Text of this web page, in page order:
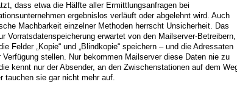
dass etwa die Hälfte aller Ermittlungsanfragen bei
ergebnislos verläuft oder abgelehnt wird. Auch
Machbarkeit einzelner Methoden herrscht Unsicherheit. Das
Vorratsdatenspeicherung erwartet von den Mailserver-Betreibern,
Felder „Kopie“ und „Blindkopie“ speichern – und die Adressaten
Verfügung stellen. Nur bekommen Mailserver diese Daten nie zu
kennt nur der Absender, an den Zwischenstationen auf dem
tauchen sie gar nicht mehr auf.